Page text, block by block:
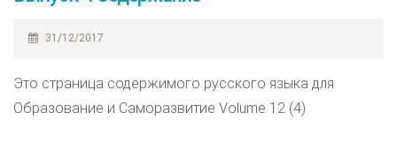
31/12/2017
Это страница содержимого русского языка для
Образование и Саморазвитие Volume 12 (4)